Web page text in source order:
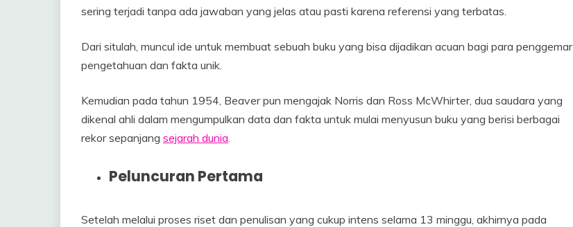
sering terjadi tanpa ada jawaban yang jelas atau pasti karena referensi yang terbatas.
Dari situlah, muncul ide untuk membuat sebuah buku yang bisa dijadikan acuan bagi para penggemar
pengetahuan dan fakta unik.
Kemudian pada tahun 1954, Beaver pun mengajak Norris dan Ross McWhirter, dua saudara yang
dikenal ahli dalam mengumpulkan data dan fakta untuk mulai menyusun buku yang berisi berbagai
rekor sepanjang sejarah dunia
Peluncuran Pertama
Setelah melalui proses riset dan penulisan yang cukup intens selama 13 minggu, akhirnya pada